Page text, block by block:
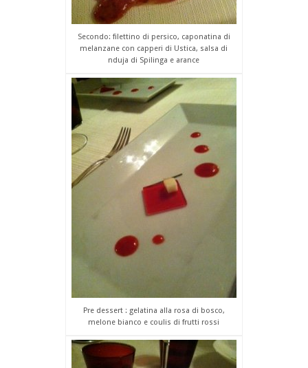
Secondo: filettino di persico, caponatina di
melanzane con capperi di Ustica, salsa di
nduja di Spilinga e arance
Pre dessert : gelatina alla rosa di bosco,
melone bianco e coulis di frutti rossi